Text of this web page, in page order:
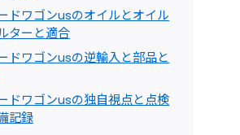
ドワゴンusのオイルとオイル
ターと適合
ドワゴンusの逆輸入と部品と
ドワゴンusの独自視点と点検
記録